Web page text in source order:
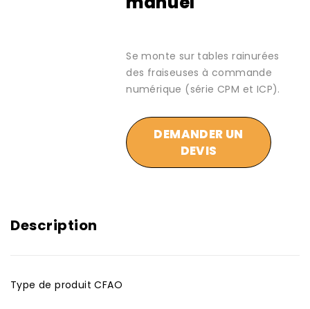
Se monte sur tables rainurées
des fraiseuses à commande
numérique (série CPM et ICP).
DEMANDER UN
DEVIS
Description
Type de produit CFAO